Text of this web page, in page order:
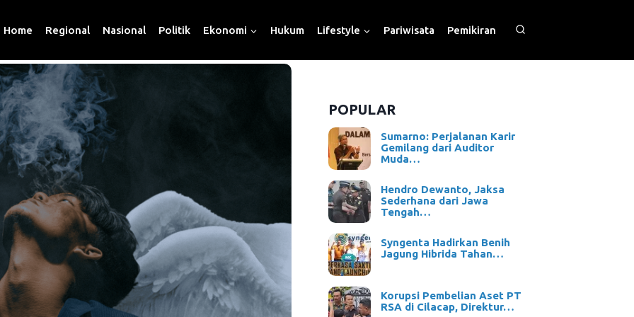
Home Regional Nasional Politik Ekonomi Hukum Lifestyle Pariwisata Pemikiran
POPULAR
Sumarno: Perjalanan Karir
Gemilang dari Auditor
Muda…
Hendro Dewanto, Jaksa
Sederhana dari Jawa
Tengah…
Syngenta Hadirkan Benih
Jagung Hibrida Tahan…
Korupsi Pembelian Aset PT
RSA di Cilacap, Direktur…